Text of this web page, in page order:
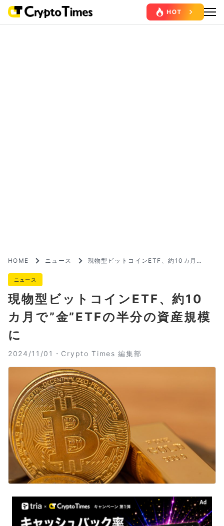
HOME ニュース
現物型ビットコインETF、約10カ月
ニュース
現物型ビットコインETF、約10
カ月で”金”ETFの半分の資産規模
に
2024/11/01・ Crypto Times 編集部